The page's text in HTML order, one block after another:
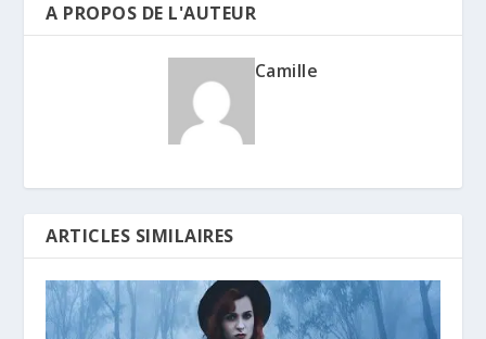
A PROPOS DE L'AUTEUR
Camille
ARTICLES SIMILAIRES